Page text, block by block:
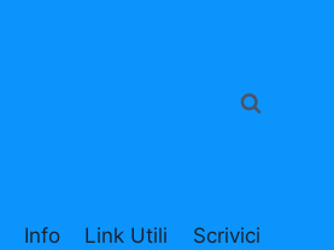
Info Link Utili Scrivici